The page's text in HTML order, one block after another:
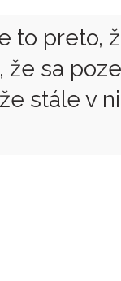
to preto,
že sa
stále v